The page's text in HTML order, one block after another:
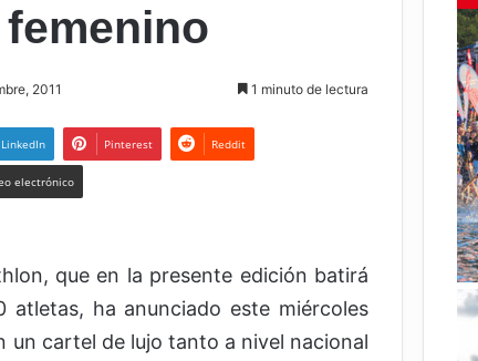
2011 1 minuto de lectura
LinkedIn Pinterest Reddit
electrónico
que en la presente edición batirá
ha anunciado este miércoles
un cartel de lujo tanto a nivel nacional